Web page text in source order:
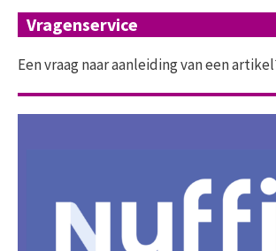
Vragenservice
Een vraag naar aanleiding van een